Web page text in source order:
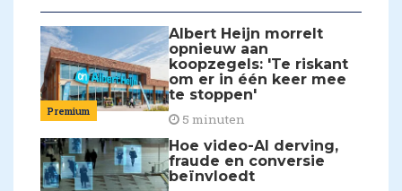
Premium
Albert Heijn morrelt
opnieuw aan
koopzegels: 'Te riskant
om er in één keer mee
te stoppen'
5 minuten
Hoe video-AI derving,
fraude en conversie
beïnvloedt